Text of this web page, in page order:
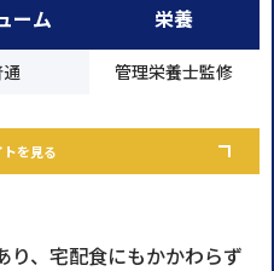
ーム 栄養
管理栄養士監修
を見る
り、宅配食にもかかわらず